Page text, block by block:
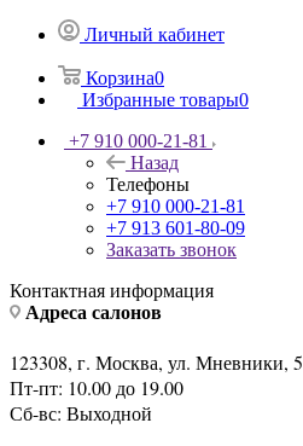
Личный кабинет
Корзина0
Избранные товары0
+7 910 000-21-81
Назад
Телефоны
+7 910 000-21-81
+7 913 601-80-09
Заказать звонок
Контактная информация
Адреса салонов
123308, г. Москва, ул. Мневники, 5
Пт-пт: 10.00 до 19.00
Сб-вс: Выходной